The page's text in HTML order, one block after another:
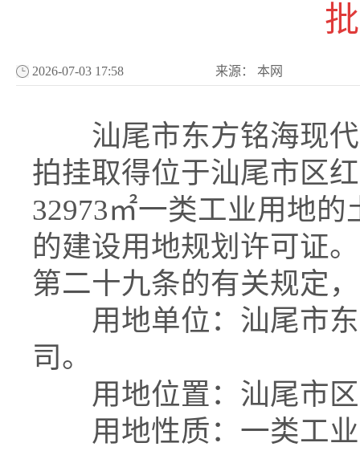
2026-07-03 17:58 来源： 本网
汕尾市东方铭海现代
拍挂取得位于汕尾市区
32973㎡一类工业用地
的建设用地规划许可证
第二十九条的有关规定
用地单位：汕尾市东
司。
用地位置：汕尾市区
用地性质：一类工业